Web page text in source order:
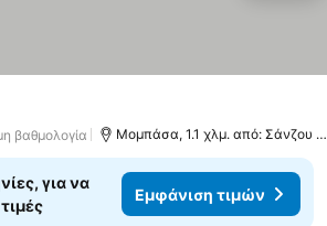
βαθμολογία Μομπάσα, 1.1 χλμ. από: Σάνζου Μπιτς
για να
Εμφάνιση τιμών